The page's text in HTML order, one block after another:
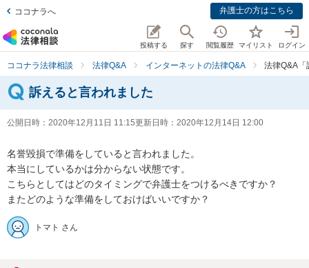
ココナラへ 弁護士の方はこちら
投稿する 探す 閲覧履歴 マイリスト ログイン
ココナラ法律相談 法律Q&A インターネットの法律Q&A 法律Q&A「
訴えると言われました
公開日時： 2020年12月11日 11:15更新日時： 2020年12月14日 12:00
名誉毀損で準備をしていると言われました。
本当にしているかは分からない状態です。
こちらとしてはどのタイミングで弁護士をつけるべきですか？
またどのような準備をしておけばいいですか？
トマト さん